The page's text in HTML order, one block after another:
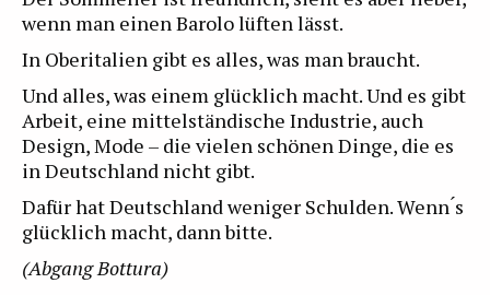
wenn man einen Barolo lüften lässt.
In Oberitalien gibt es alles, was man braucht.
Und alles, was einem glücklich macht. Und es gibt
Arbeit, eine mittelständische Industrie, auch
Design, Mode – die vielen schönen Dinge, die es
in Deutschland nicht gibt.
Dafür hat Deutschland weniger Schulden. Wenn ́s
glücklich macht, dann bitte.
(Abgang Bottura)